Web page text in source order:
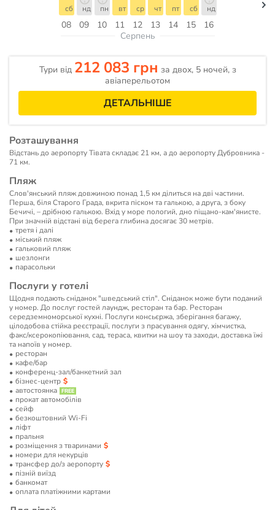
08
сб
09
нд
10
пн
11
вт
12
ср
13
чт
14
пт
15
сб
16
нд
Серпень
Тури від 212 083 грн за двох, 5 ночей, з
авіаперельотом
ДЕТАЛЬНІШЕ
Розташування
Відстань до аеропорту Тівата складає 21 км, а до аеропорту Дубровника -
71 км.
Пляж
Слов'янський пляж довжиною понад 1,5 км ділиться на дві частини.
Перша, біля Старого Града, вкрита піском та галькою, а друга, з боку
Бечичі, – дрібною галькою. Вхід у море пологий, дно піщано-кам'янисте.
При значній відстані від берега глибина досягає 30 метрів.
третя і далі
мiський пляж
гальковий пляж
шезлонги
парасольки
Послуги у готелі
Щодня подають сніданок "шведський стіл". Сніданок може бути поданий
у номер. До послуг гостей лаундж, ресторан та бар. Ресторан
середземноморської кухні. Послуги консьєржа, зберігання багажу,
цілодобова стійка реєстрації, послуги з прасування одягу, хімчистка,
факс/ксерокопіювання, сад, тераса, квитки на шоу та заходи, доставка їжі
та напоїв у номер.
ресторан
кафе/бар
конференц-зал/банкетний зал
бізнес-центр
автостоянка
прокат автомобілів
сейф
безкоштовний Wi-Fi
ліфт
пральня
розміщення з тваринами
номери для некурців
трансфер до/з аеропорту
пізній виїзд
банкомат
оплата платіжними картами